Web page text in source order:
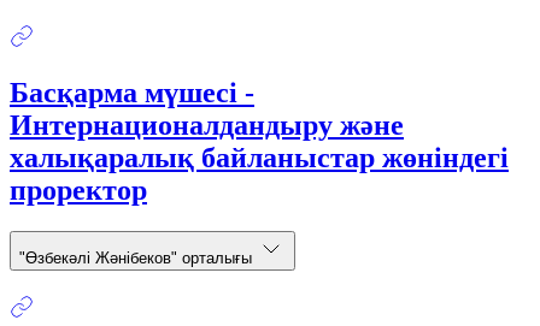
Басқарма мүшесі -
Интернационалдандыру және
халықаралық байланыстар жөніндегі
проректор
"Өзбекәлі Жәнібеков" орталығы